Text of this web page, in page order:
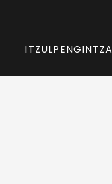
ITZULPENGINTZA